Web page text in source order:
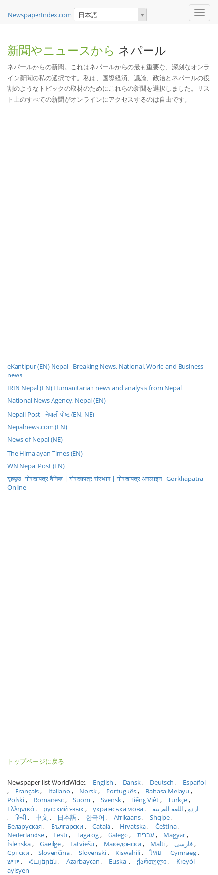
Toggle
NewspaperIndex.com 日本語
新聞やニュースから ネパール
ネパールからの新聞。これはネパールからの最も重要な、深刻なオンラ
イン新聞の私の選択です。私は、国際経済、議論、政治とネパールの役
割のようなトピックの取材のためにこれらの新聞を選択しました。リス
ト上のすべての新聞がオンラインにアクセスするのは自由です。
eKantipur (EN) Nepal - Breaking News, National, World and Business
news
IRIN Nepal (EN) Humanitarian news and analysis from Nepal
National News Agency, Nepal (EN)
Nepali Post - नेपाली पोष्ट (EN, NE)
Nepalnews.com (EN)
News of Nepal (NE)
The Himalayan Times (EN)
WN Nepal Post (EN)
गृहपृष्ठ- गोरखापत्र दैनिक | गोरखापत्र संस्थान | गोरखापत्र अनलाइन - Gorkhapatra
Online
トップページに戻る
Newspaper list WorldWide: English Dansk Deutsch
Español
Français
Italiano Norsk Português
Bahasa Melayu
Polski
Romanesc Suomi Svensk Tiếng Việt
Türkçe
Ελληνικά
русский язык українська мова اردو
اللغة العربية
हिन्दी
中文 日本語 한국어 Afrikaans
Shqipe
Беларуская
Български Català Hrvatska
Čeština
Nederlandse
Eesti Tagalog Galego עברית
Magyar
Íslenska
Gaeilge Latviešu Македонски Malti
فارسی
Српски
Slovenčina Slovenski Kiswahili ไทย
Cymraeg
ייִדיש
Հայերեն Azərbaycan Euskal ქართული
Kreyòl
ayisyen